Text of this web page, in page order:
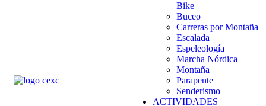
Bike
Buceo
Carreras por Montaña
Escalada
Espeleología
Marcha Nórdica
Montaña
Parapente
Senderismo
ACTIVIDADES